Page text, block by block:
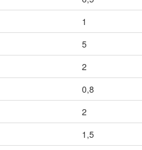
1
5
2
0,8
2
1,5